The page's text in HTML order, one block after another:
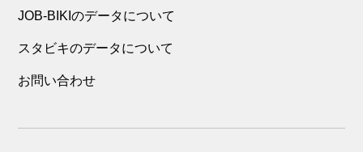
JOB-BIKIのデータについて
スタビキのデータについて
お問い合わせ